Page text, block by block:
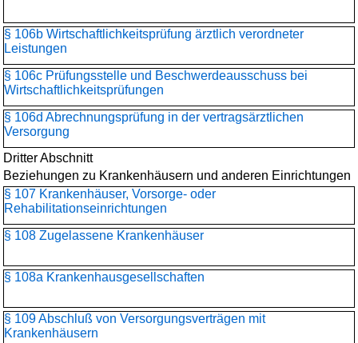
§ 106b Wirtschaftlichkeitsprüfung ärztlich verordneter
Leistungen
§ 106c Prüfungsstelle und Beschwerdeausschuss bei
Wirtschaftlichkeitsprüfungen
§ 106d Abrechnungsprüfung in der vertragsärztlichen
Versorgung
Dritter Abschnitt
Beziehungen zu Krankenhäusern und anderen Einrichtungen
§ 107 Krankenhäuser, Vorsorge- oder
Rehabilitationseinrichtungen
§ 108 Zugelassene Krankenhäuser
§ 108a Krankenhausgesellschaften
§ 109 Abschluß von Versorgungsverträgen mit
Krankenhäusern